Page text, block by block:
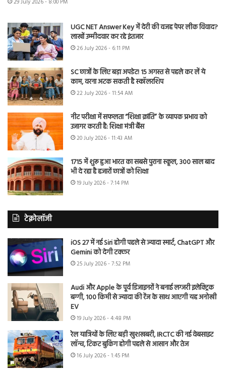
29 July 2026 - 8:00 PM
UGC NET Answer Key में देरी की वजह पेपर लीक विवाद?
लाखों उम्मीदवार कर रहे इंतजार
26 July 2026 - 6:11 PM
SC छात्रों के लिए बड़ा अपडेट! 15 अगस्त से पहले कर लें ये
काम, वरना अटक सकती है स्कॉलरशिप
22 July 2026 - 11:54 AM
नीट परीक्षा में सफलता “शिक्षा क्रांति” के व्यापक प्रभाव को
उजागर करती है: शिक्षा मंत्री बैंस
20 July 2026 - 11:43 AM
1715 में शुरू हुआ भारत का सबसे पुराना स्कूल, 300 साल बाद
भी दे रहा है हजारों छात्रों को शिक्षा
19 July 2026 - 7:14 PM
टेक्नोलॉजी
iOS 27 में नई Siri होगी पहले से ज्यादा स्मार्ट, ChatGPT और
Gemini को देगी टक्कर
25 July 2026 - 7:52 PM
Audi और Apple के पूर्व डिजाइनरों ने बनाई लग्जरी इलेक्ट्रिक
बग्गी, 100 किमी से ज्यादा की रेंज के साथ आएगी यह अनोखी
EV
19 July 2026 - 4:48 PM
रेल यात्रियों के लिए बड़ी खुशखबरी, IRCTC की नई वेबसाइट
लॉन्च, टिकट बुकिंग होगी पहले से आसान और तेज
16 July 2026 - 1:45 PM